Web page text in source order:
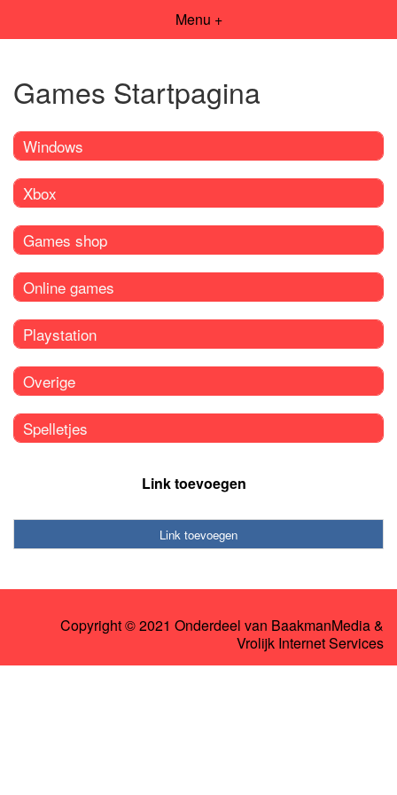
Menu +
Games Startpagina
Windows
Xbox
Games shop
Online games
Playstation
Overige
Spelletjes
Link toevoegen
Link toevoegen
Copyright © 2021 Onderdeel van BaakmanMedia&
Vrolijk Internet Services